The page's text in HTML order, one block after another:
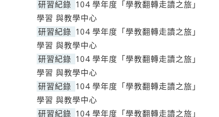
研習紀錄 104 學年度「學教翻轉走讀之旅」
學習 與教學中心
研習紀錄 104 學年度「學教翻轉走讀之旅」
學習 與教學中心
研習紀錄 104 學年度「學教翻轉走讀之旅」
學習 與教學中心
研習紀錄 104 學年度「學教翻轉走讀之旅」
學習 與教學中心
研習紀錄 104 學年度「學教翻轉走讀之旅」